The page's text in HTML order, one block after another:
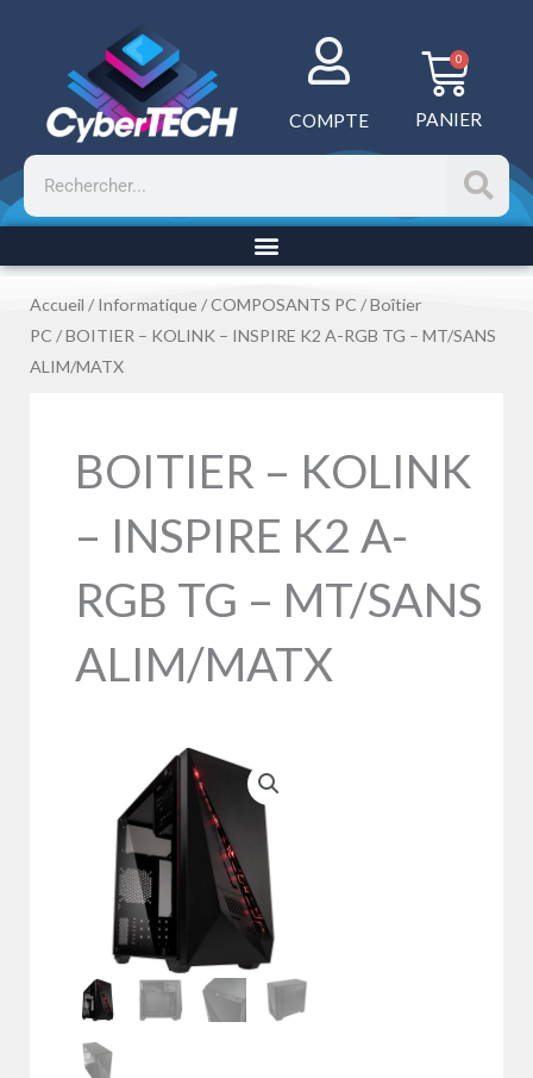
COMPTE
0
PANIER
Rechercher
Accueil /Informatique /COMPOSANTS PC /Boîtier
PC / BOITIER – KOLINK – INSPIRE K2 A-RGB TG – MT/SANS
ALIM/MATX
BOITIER – KOLINK
– INSPIRE K2 A-
RGB TG – MT/SANS
ALIM/MATX